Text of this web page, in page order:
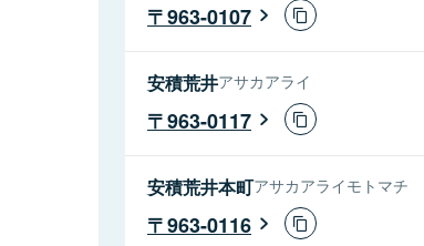
963-0107
安積荒井アサカアライ
963-0117
安積荒井本町アサカアライモトマチ
963-0116